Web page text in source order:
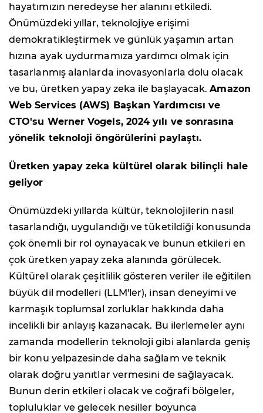
hayatımızın neredeyse her alanını etkiledi.
Önümüzdeki yıllar, teknolojiye erişimi
demokratikleştirmek ve günlük yaşamın artan
hızına ayak uydurmamıza yardımcı olmak için
tasarlanmış alanlarda inovasyonlarla dolu olacak
ve bu, üretken yapay zeka ile başlayacak.Amazon
Web Services (AWS) Başkan Yardımcısı ve
CTO'su Werner Vogels, 2024 yılı ve sonrasına
yönelik teknoloji öngörülerini paylaştı.
Üretken yapay zeka kültürel olarak bilinçli hale
geliyor
Önümüzdeki yıllarda kültür, teknolojilerin nasıl
tasarlandığı, uygulandığı ve tüketildiği konusunda
çok önemli bir rol oynayacak ve bunun etkileri en
çok üretken yapay zeka alanında görülecek.
Kültürel olarak çeşitlilik gösteren veriler ile eğitilen
büyük dil modelleri (LLM'ler), insan deneyimi ve
karmaşık toplumsal zorluklar hakkında daha
incelikli bir anlayış kazanacak. Bu ilerlemeler aynı
zamanda modellerin teknoloji gibi alanlarda geniş
bir konu yelpazesinde daha sağlam ve teknik
olarak doğru yanıtlar vermesini de sağlayacak.
Bunun derin etkileri olacak ve coğrafi bölgeler,
topluluklar ve gelecek nesiller boyunca